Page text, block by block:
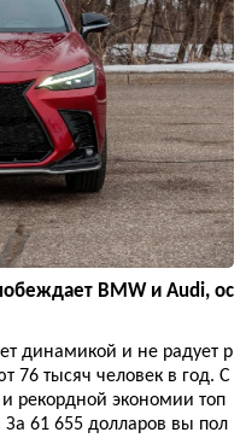
BMW и Audi, ос
динамикой и не радует р
76 тысяч человек в год. С
рекордной экономии топ
61 655 долларов вы пол